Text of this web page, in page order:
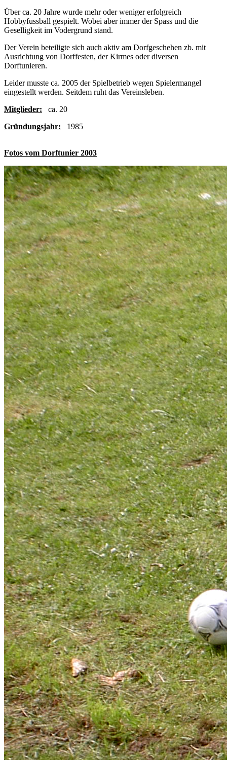
Über ca. 20 Jahre wurde mehr oder weniger erfolgreich
Hobbyfussball gespielt. Wobei aber immer der Spass und die
Geselligkeit im Vodergrund stand.
Der Verein beteiligte sich auch aktiv am Dorfgeschehen zb. mit
Ausrichtung von Dorffesten, der Kirmes oder diversen
Dorftunieren.
Leider musste ca. 2005 der Spielbetrieb wegen Spielermangel
eingestellt werden. Seitdem ruht das Vereinsleben.
Mitglieder: ca. 20
Gründungsjahr:
1985
Fotos vom Dorftunier 2003